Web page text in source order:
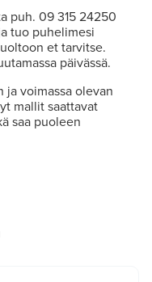
puh. 09 315 24250
tuo puhelimesi
et tarvitse.
päivässä.
ja voimassa olevan
mallit saattavat
saa puoleen